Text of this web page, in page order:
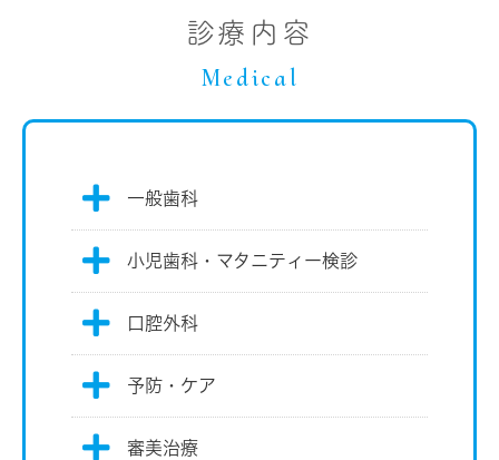
診療内容
Medical
一般歯科
小児歯科・マタニティー検診
口腔外科
予防・ケア
審美治療